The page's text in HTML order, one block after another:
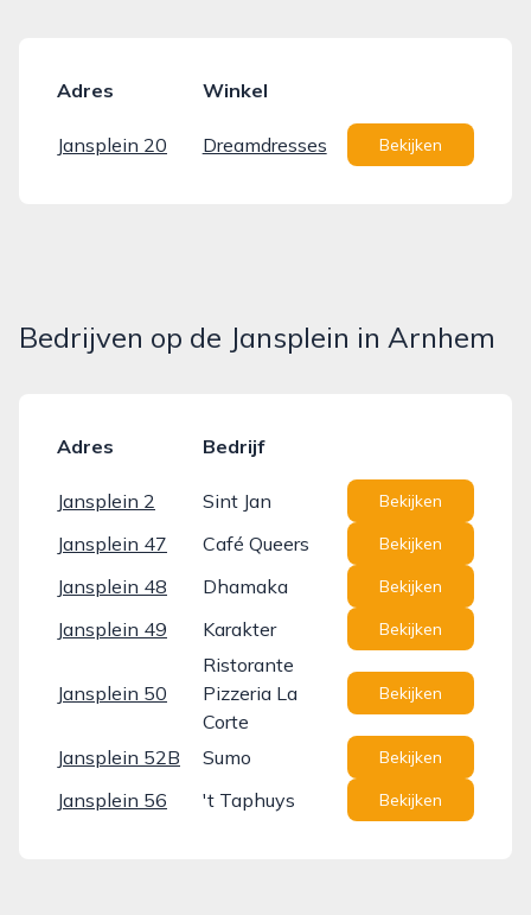
Adres Winkel
Jansplein 20 Dreamdresses Bekijken
Bedrijven op de Jansplein in Arnhem
Adres Bedrijf
Jansplein 2 Sint Jan Bekijken
Jansplein 47 Café Queers Bekijken
Jansplein 48 Dhamaka Bekijken
Jansplein 49 Karakter Bekijken
Jansplein 50
Ristorante
Pizzeria La
Corte
Bekijken
Jansplein 52B Sumo Bekijken
Jansplein 56 't Taphuys Bekijken